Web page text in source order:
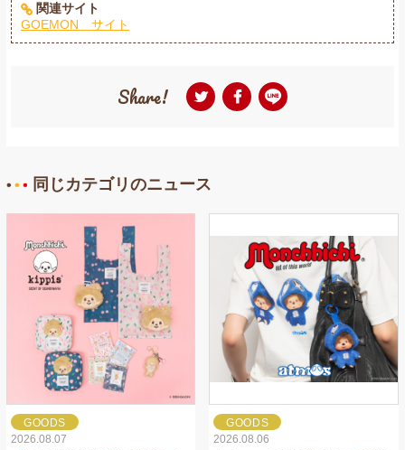
関連サイト
GOEMON サイト
Share!
同じカテゴリのニュース
GOODS
2026.08.07
GOODS
2026.08.06